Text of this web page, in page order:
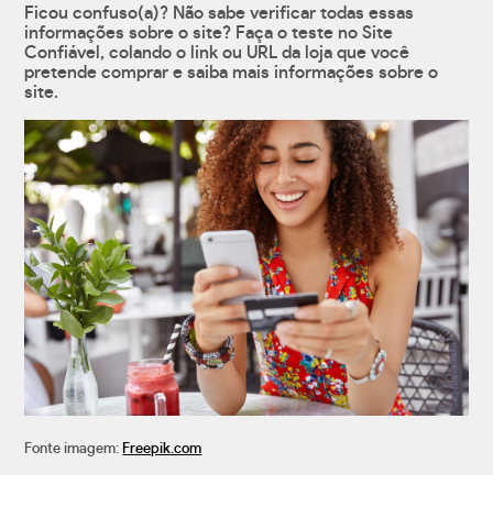
Ficou confuso(a)? Não sabe verificar todas essas
informações sobre o site? Faça o teste no Site
Confiável, colando o link ou URL da loja que você
pretende comprar e saiba mais informações sobre o
site.
Fonte imagem: Freepik.com